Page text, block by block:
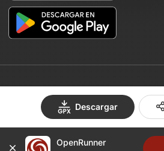
Descargar
Crea una cuenta
OpenRunner